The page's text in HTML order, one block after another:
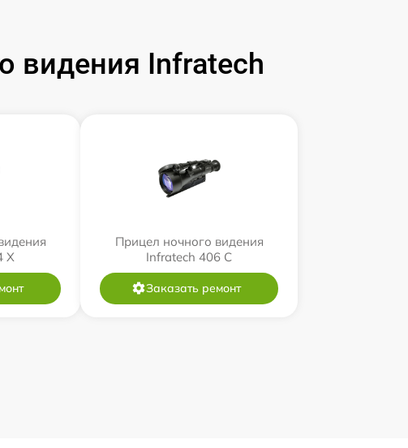
видения Infratech
Х
Прицел ночного видения
Infratech 406 С
Заказать ремонт